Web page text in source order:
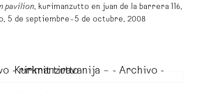
pavilion, kurimanzutto en juan de la barrera 116,
5 de septiembre–5 de octubre, 2008